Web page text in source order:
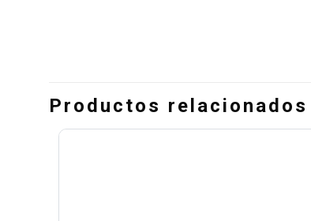
Productos relacionados